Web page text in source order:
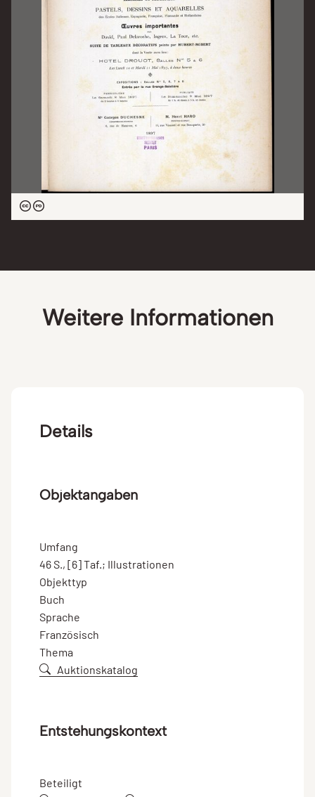
Robert : vente après
décès : collection de Mme
la Marquise du Plessis-
Bellière (née de Pastoret),
provenant du Château de
Moreuil et de l'Hôtel
Rouillé de l'Etang (Place
de la Concorde) ; dont la
vente aura lieu Hotel
commissaire-priseur ...
Weitere Informationen
Details
Objektangaben
Umfang
46 S., [6] Taf.; Illustrationen
Objekttyp
Buch
Sprache
Französisch
Thema
Auktionskatalog
Entstehungskontext
Beteiligt